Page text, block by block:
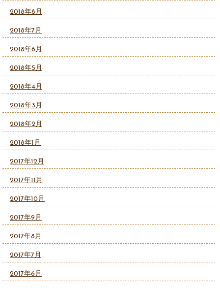
2018年8月
2018年7月
2018年6月
2018年5月
2018年4月
2018年3月
2018年2月
2018年1月
2017年12月
2017年11月
2017年10月
2017年9月
2017年8月
2017年7月
2017年6月